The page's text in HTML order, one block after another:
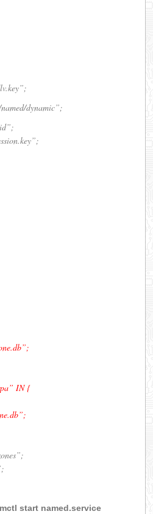
dynamic”;
IN {
start named.service